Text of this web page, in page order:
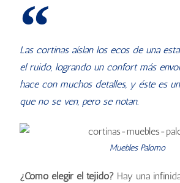
Las cortinas aíslan los ecos de una
el ruido, logrando un confort más
hace con muchos detalles, y éste es
que no se ven, pero se notan.
Muebles Palomo
¿Cómo elegir el tejido? Hay una